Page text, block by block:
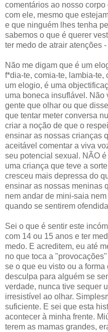
comentários ao nosso
com ele, mesmo que
e que ninguém lhes tenha
sabemos o que é querer
ter medo de atrair atenções
Não me digam que é um
f*dia-te, comia-te, lambia-te,
um elogio, é uma
uma boneca insuflável. Não
gente que olhar ou que
que tentar meter conversa
criar a noção de que o
ensinar as nossas crianças
aceitável comentar a viva
seu potencial sexual. NÃO
uma criança que teve a
cresceu mais depressa do
ensinar as nossas meninas
nem andar de mini-saia
quando se sentirem
Sei o que é sentir este
com 14 ou 15 anos e ter
medo. E acreditem, eu até
no que toca a
se o que eu visto ou a
desculpa para alguém se
verdade, nunca tive sequer
irresistível ao olhar.
suficiente. E sei que esta
acontecer à minha frente.
terem as mamas grandes,